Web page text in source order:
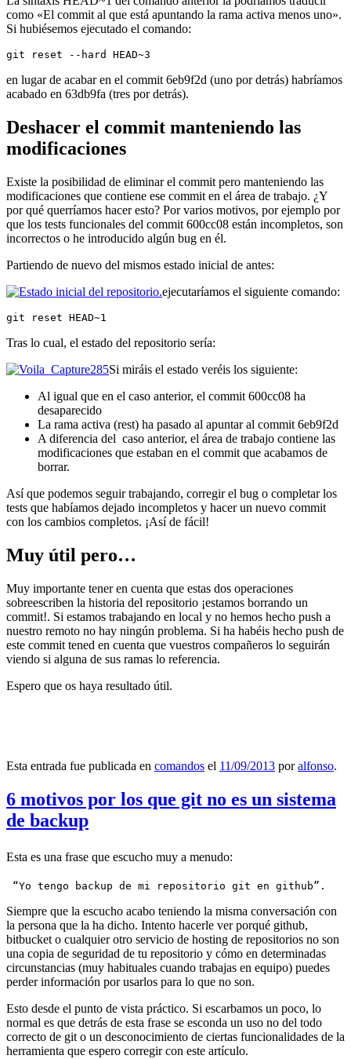
como «El commit al que está apuntando la rama activa menos uno».
Si hubiésemos ejecutado el comando:
git reset --hard HEAD~3
en lugar de acabar en el commit 6eb9f2d (uno por detrás) habríamos
acabado en 63db9fa (tres por detrás).
Deshacer el commit manteniendo las
modificaciones
Existe la posibilidad de eliminar el commit pero manteniendo las
modificaciones que contiene ese commit en el área de trabajo. ¿Y
por qué querríamos hacer esto? Por varios motivos, por ejemplo por
que los tests funcionales del commit 600cc08 están incompletos, son
incorrectos o he introducido algún bug en él.
Partiendo de nuevo del mismos estado inicial de antes:
ejecutaríamos el siguiente comando:
git reset HEAD~1
Tras lo cual, el estado del repositorio sería:
Si miráis el estado veréis los siguiente:
Al igual que en el caso anterior, el commit 600cc08 ha
desaparecido
La rama activa (rest) ha pasado al apuntar al commit 6eb9f2d
A diferencia del caso anterior, el área de trabajo contiene las
modificaciones que estaban en el commit que acabamos de
borrar.
Así que podemos seguir trabajando, corregir el bug o completar los
tests que habíamos dejado incompletos y hacer un nuevo commit
con los cambios completos. ¡Así de fácil!
Muy útil pero…
Muy importante tener en cuenta que estas dos operaciones
sobreescriben la historia del repositorio ¡estamos borrando un
commit!. Si estamos trabajando en local y no hemos hecho push a
nuestro remoto no hay ningún problema. Si ha habéis hecho push de
este commit tened en cuenta que vuestros compañeros lo seguirán
viendo si alguna de sus ramas lo referencia.
Espero que os haya resultado útil.
Esta entrada fue publicada en comandos el 11/09/2013 poralfonso.
6 motivos por los que git no es un sistema
de backup
Esta es una frase que escucho muy a menudo:
“Yo tengo backup de mi repositorio git en github”.
Siempre que la escucho acabo teniendo la misma conversación con
la persona que la ha dicho. Intento hacerle ver porqué github,
bitbucket o cualquier otro servicio de hosting de repositorios no son
una copia de seguridad de tu repositorio y cómo en determinadas
circunstancias (muy habituales cuando trabajas en equipo) puedes
perder información por usarlos para lo que no son.
Esto desde el punto de vista práctico. Si escarbamos un poco, lo
normal es que detrás de esta frase se esconda un uso no del todo
correcto de git o un desconocimiento de ciertas funcionalidades de la
herramienta que espero corregir con este artículo.